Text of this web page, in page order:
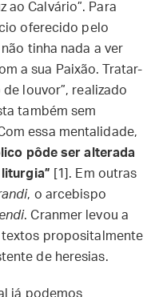
ao Calvário”. Para
oferecido pelo
tinha nada a ver
a sua Paixão. Tratar-
louvor”, realizado
também sem
essa mentalidade,
pôde ser alterada
[1]. Em outras
, o arcebispo
. Cranmer levou a
propositalmente
de heresias.
já podemos